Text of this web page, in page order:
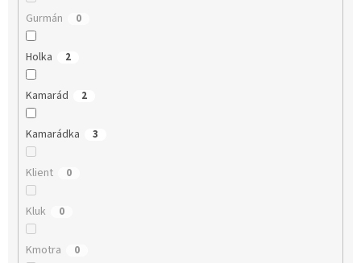
Gurmán 0
Holka 2
Kamarád 2
Kamarádka 3
Klient 0
Kluk 0
Kmotra 0